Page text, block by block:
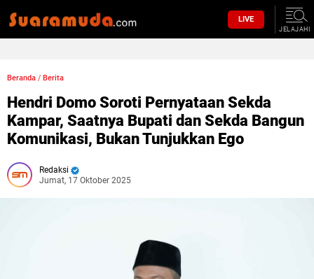
LIVE
JELAJAHI
Beranda / Berita
Hendri Domo Soroti Pernyataan Sekda
Kampar, Saatnya Bupati dan Sekda Bangun
Komunikasi, Bukan Tunjukkan Ego
Redaksi
Jumat, 17 Oktober 2025